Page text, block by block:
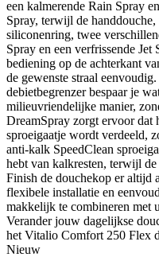
een kalmerende Rain Spray
Spray, terwijl de
siliconenring, twee
Spray en een verfrissende
bediening op de achterkant
de gewenste straal
debietbegrenzer bespaar je
milieuvriendelijke manier,
DreamSpray zorgt ervoor
sproeigaatje wordt verdeeld,
anti-kalk SpeedClean
hebt van kalkresten, terwijl
Finish de douchekop er altijd
flexibele installatie en
makkelijk te combineren met
Verander jouw dagelijkse
het Vitalio Comfort 250 Flex
Nieuw